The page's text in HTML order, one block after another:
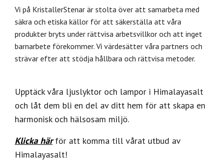
Vi på KristallerStenar är stolta över att samarbeta med
säkra och etiska källor för att säkerställa att våra
produkter bryts under rättvisa arbetsvillkor och att inget
barnarbete förekommer. Vi värdesätter våra partners och
strävar efter att stödja hållbara och rättvisa metoder.
Upptäck våra ljuslyktor och lampor i Himalayasalt
och låt dem bli en del av ditt hem för att skapa en
harmonisk och hälsosam miljö.
Klicka härför att komma till vårat utbud av
Himalayasalt!